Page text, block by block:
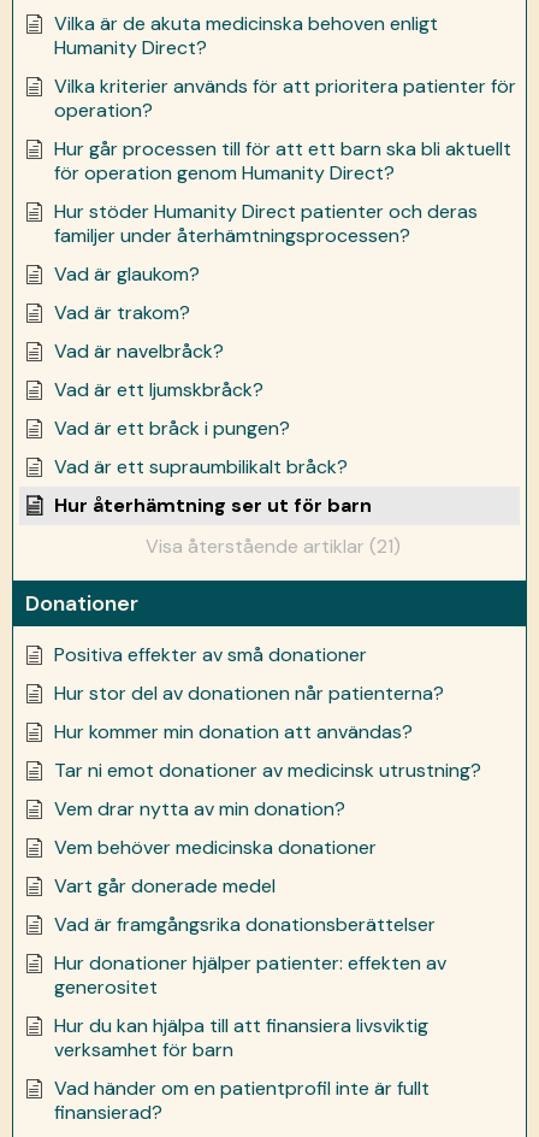
Vilka är de akuta medicinska behoven enligt
Humanity Direct?
Vilka kriterier används för att prioritera patienter för
operation?
Hur går processen till för att ett barn ska bli aktuellt
för operation genom Humanity Direct?
Hur stöder Humanity Direct patienter och deras
familjer under återhämtningsprocessen?
Vad är glaukom?
Vad är trakom?
Vad är navelbråck?
Vad är ett ljumskbråck?
Vad är ett bråck i pungen?
Vad är ett supraumbilikalt bråck?
Hur återhämtning ser ut för barn
Visa återstående artiklar (21)
Donationer
Positiva effekter av små donationer
Hur stor del av donationen når patienterna?
Hur kommer min donation att användas?
Tar ni emot donationer av medicinsk utrustning?
Vem drar nytta av min donation?
Vem behöver medicinska donationer
Vart går donerade medel
Vad är framgångsrika donationsberättelser
Hur donationer hjälper patienter: effekten av
generositet
Hur du kan hjälpa till att finansiera livsviktig
verksamhet för barn
Vad händer om en patientprofil inte är fullt
finansierad?